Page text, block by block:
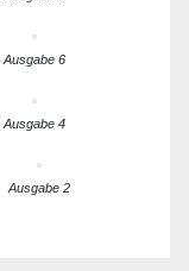
Ausgabe 6
Ausgabe 4
Ausgabe 2